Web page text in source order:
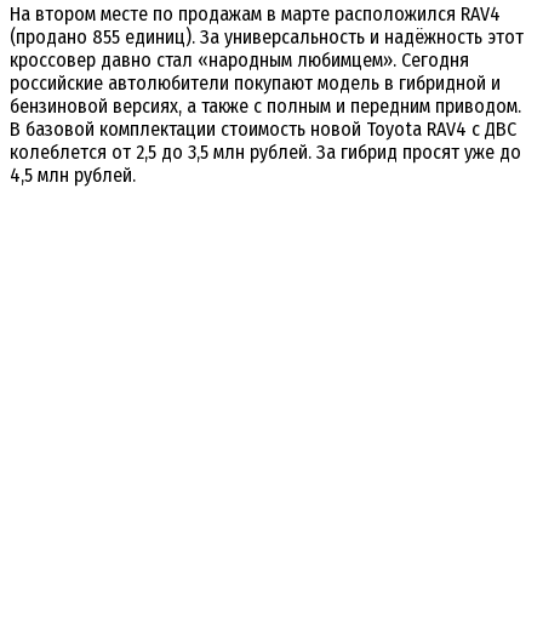
На втором месте по продажам в марте расположился RAV4
(продано 855 единиц). За универсальность и надёжность этот
кроссовер давно стал «народным любимцем». Сегодня
российские автолюбители покупают модель в гибридной и
бензиновой версиях, а также с полным и передним приводом.
В базовой комплектации стоимость новой Toyota RAV4 с ДВС
колеблется от 2,5 до 3,5 млн рублей. За гибрид просят уже до
4,5 млн рублей.